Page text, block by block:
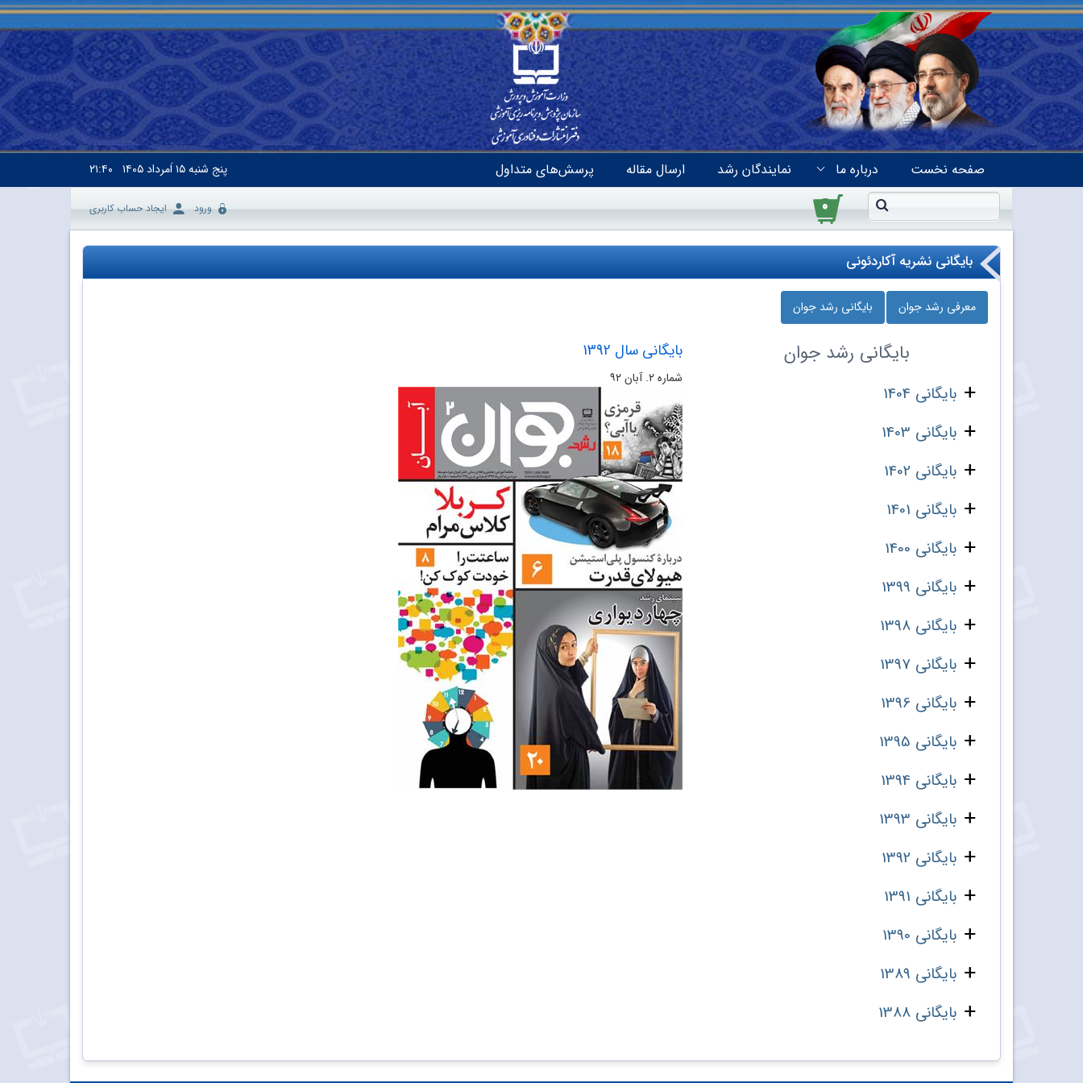
صفحه نخست درباره ما نمایندگان رشد ارسال مقاله پرسش‌های متداول پنج شنبه۱۵ اَمرداد ۱۴۰۵ ۲۱:۴۰
۰ ورود ایجاد حساب کاربری
بایگانی نشریه آکاردئونی
معرفی رشد جوان بایگانی رشد جوان
بایگانی رشد جوان
بایگانی 1404
بایگانی 1403
بایگانی 1402
بایگانی 1401
بایگانی 1400
بایگانی 1399
بایگانی 1398
بایگانی 1397
بایگانی 1396
بایگانی 1395
بایگانی 1394
بایگانی 1393
بایگانی 1392
بایگانی 1391
بایگانی 1390
بایگانی 1389
بایگانی 1388
بایگانی سال 1392
شماره ۲. آبان ۹۲